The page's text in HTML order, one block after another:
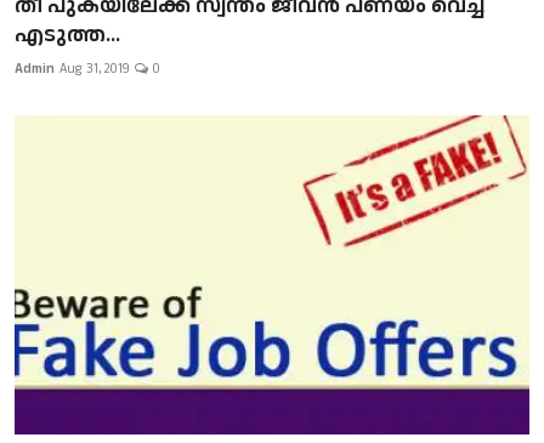
എടുത്ത...
Admin Aug 31, 2019 0